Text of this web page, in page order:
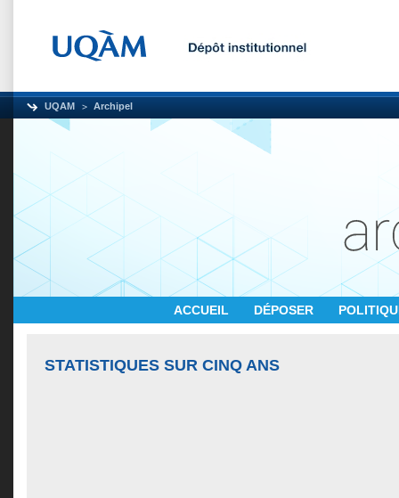
UQAM Archipel
ACCUEIL DÉPOSER
STATISTIQUES SUR CINQ ANS